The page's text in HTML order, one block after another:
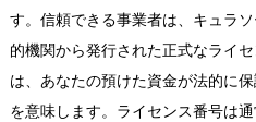
す。信頼できる事業者は、キュラ
的機関から発行された正式なライ
は、あなたの預けた資金が法的に
を意味します。ライセンス番号は